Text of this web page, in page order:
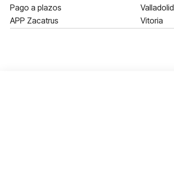
Pago a plazos
APP Zacatrus
Valladolid
Vitoria